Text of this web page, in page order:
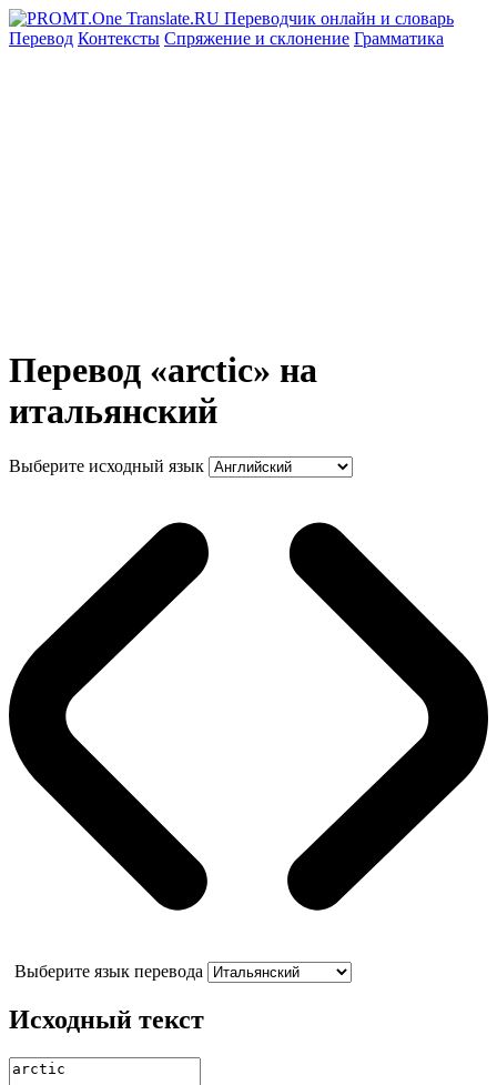
Перевод Контексты Спряжение и склонение Грамматика
Перевод «arctic» на
итальянский
Выберите исходный язык
Выберите язык перевода
Исходный текст